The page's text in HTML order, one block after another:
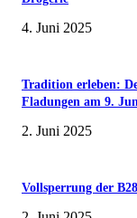
4. Juni 2025
Tradition erleben:
Fladungen am 9.
2. Juni 2025
Vollsperrung der